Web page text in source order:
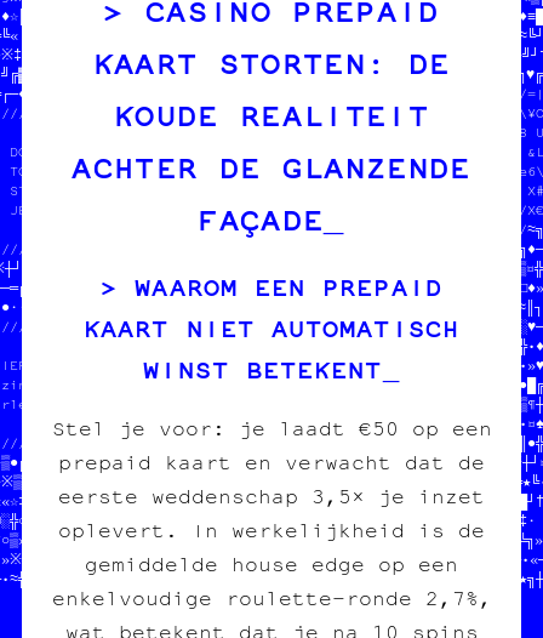
¤ //□‡╚♦≡█
///////////////////////////////□╗/░▓┘≈╚≈
PAPIER /// CARBONE   //   /////////////
fanzine /// édition  //   //
charleroi /// diy    ///////////////////////////////
////
/////////////////////////////  100% transwallon
DONNE-NOUS  ///////////////////≡/│//  100% légal
POGNON  //                ≈   //  mieux que sur le darkweb■
STP MERCI   //  JEAN-CHAT ET MOOMI//
CHAT   //  ONT MANGÉ TOUS LES/////////////////////////////
//  EN CROQUETTES            ////////////////////≈╗
HELP HELP                //ONE ASBL  //─■«‡■╗♦─
//          //
█♦─□♦»
O/ //
█╚░┐//  JEA4-CHAT ET MOOMIN      /% //█§░░♥─
//≈·«♣//  ONT MANGÉ EOUS LES SOUS  // //≈║≡╬•♦
/// CARBONE   //○○╚═//  EN C0OQQEEKEG            // //│┐─•■♥
/// édition  //╚≡※«//¥ QELS XELH                /////
/// diy    //··‡†//    5       #          4   ///////·▒¶┼
//┌┘¶■/////////////////3/////////////   //╝•¤♠
□♠└♦♦░♠┼//  100% transwallon          //·║●╬
J/0/=//Régal                //╬┼┘¤
G28/que sur le darkweb  //
MAPQE|=///|CARBONE   /&                    //╝█┘†
fX2z+ne |R/4éditJo06\////////////////////////─═‡·
c¥Crl*roi €//0diyI¥  //
@  RX8Z£            //
=*£//VY5/Y6/P/@$B/T/GF3//☆‡█┼≡♣¶╗†█♣─♦♦┌★♥●¶│║└░★╗┼
KAART STORTEN: DE
KOUDE REALITEIT
ACHTER DE GLANZENDE
FAÇADE
WAAROM EEN PREPAID
KAART NIET AUTOMATISCH
WINST BETEKENT
Stel je voor: je laadt €50 op een
prepaid kaart en verwacht dat de
eerste weddenschap 3,5× je inzet
oplevert. In werkelijkheid is de
gemiddelde house edge op een
enkelvoudige roulette-ronde 2,7%,
wat betekent dat je na 10 spins